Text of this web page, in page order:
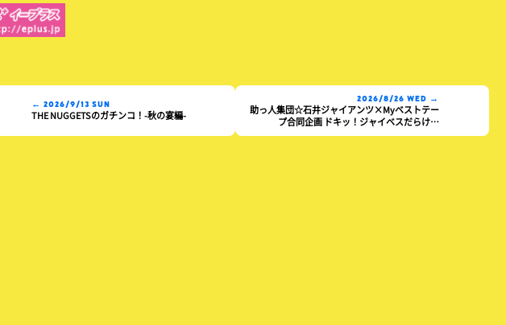
← 2026/9/13 SUN
THE NUGGETSのガチンコ！-秋の宴編-
2026/8/26 WED →
助っ人集団☆石井ジャイアンツ×Myベストテー
プ合同企画 ドキッ！ジャイベスだらけの
HAREVUTAI